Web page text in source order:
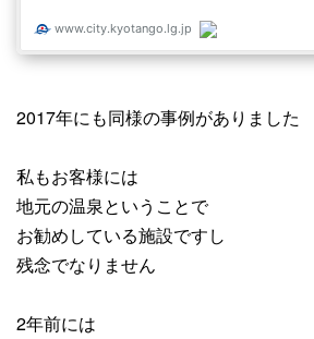
2017年にも同様の事例がありました
私もお客様には
地元の温泉ということで
お勧めしている施設ですし
残念でなりません
2年前には